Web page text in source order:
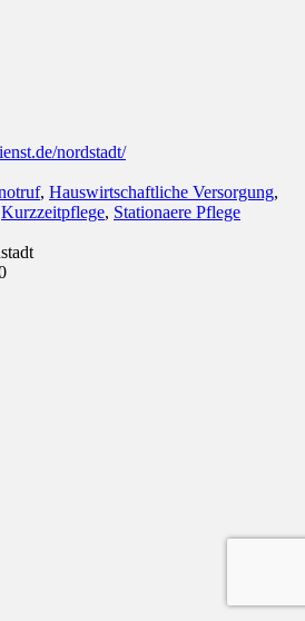
nordstadt/
, Hauswirtschaftliche Versorgung,
Kurzzeitpflege, Stationaere Pflege